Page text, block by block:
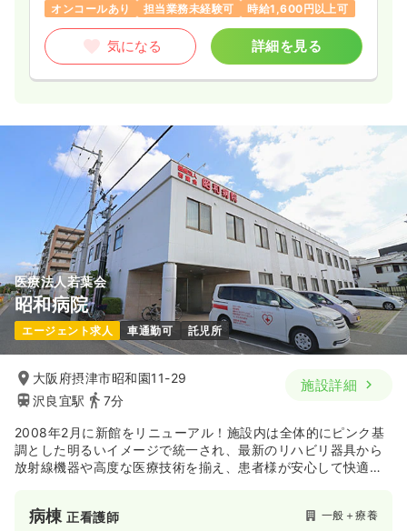
オンコールあり
担当業務未経験可 時給1,600円以上可
気になる 詳細を見る
医療法人若葉会
昭和病院
エージェント求人 車通勤可 託児所
大阪府摂津市昭和園11-29
沢良宜駅
7分
施設詳細
2008年2月に新館をリニューアル！施設内は全体的にピンク基
調とした明るいイメージで統一され、最新のリハビリ器具から
放射線機器や高度な医療技術を揃え、患者様が安心して快適に
ビリテーション等の総合医療に加え、デイケア等の介護福祉に
病棟正看護師 一般＋療養